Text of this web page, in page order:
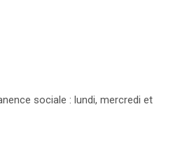
sociale : lundi, mercredi et